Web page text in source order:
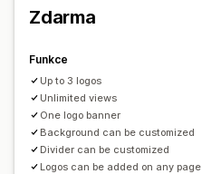
Pozice ikon
Vlastní stránky
Stránky kolekcí
Domovská stránka
Stránka vyhledávání
Zdarma
Funkce
Up to 3 logos
Unlimited views
One logo banner
Background can be customized
Divider can be customized
Logos can be added on any page